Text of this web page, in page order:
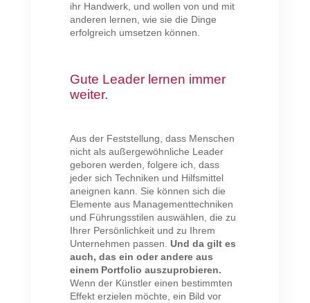
ihr Handwerk, und wollen von und mit
anderen lernen, wie sie die Dinge
erfolgreich umsetzen können.
Gute Leader lernen immer
weiter.
Aus der Feststellung, dass Menschen
nicht als außergewöhnliche Leader
geboren werden, folgere ich, dass
jeder sich Techniken und Hilfsmittel
aneignen kann. Sie können sich die
Elemente aus Managementtechniken
und Führungsstilen auswählen, die zu
Ihrer Persönlichkeit und zu Ihrem
Unternehmen passen. Und da gilt es
auch, das ein oder andere aus
einem Portfolio auszuprobieren.
Wenn der Künstler einen bestimmten
Effekt erzielen möchte, ein Bild vor